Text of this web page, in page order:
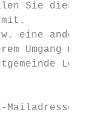
Sie dies
eine
Umgang mit